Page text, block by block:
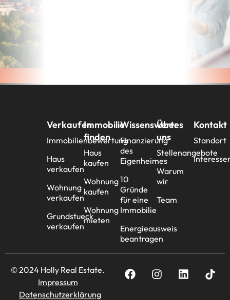
Verkaufen
Immobilienbewertung
Haus
verkaufen
Wohnung
verkaufen
Grundstueck
verkaufen
Immobilie
finden
Haus
kaufen
Wohnung
kaufen
Wohnung
mieten
Wissenswertes
Finanzierung
des
Eigenheimes
10
Gründe
für eine
Immobilie
Energieausweis
beantragen
Über
uns
Stellenangebote
Warum
wir
Team
Kontakt
Standort
© 2024 Holly Real Estate.
Impressum
Datenschutzerklärung